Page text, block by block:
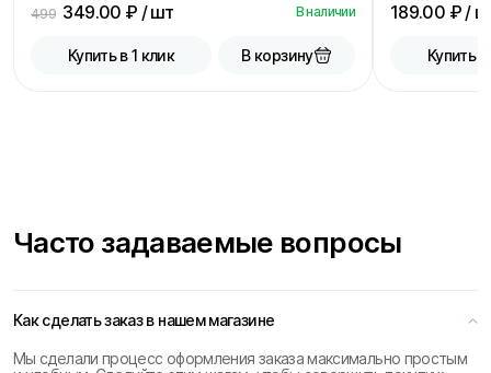
499 349.00 ₽ / шт В наличии
Купить в 1 клик В корзину
189.00 ₽ /
Купить в
Часто задаваемые вопросы
Как сделать заказ в нашем магазине
Мы сделали процесс оформления заказа максимально простым